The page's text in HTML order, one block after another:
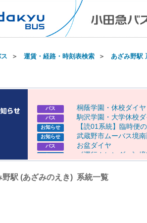
＞ 運賃・経路・時刻表検索 ＞ あざみ野駅
バス 桐蔭学園 ・ 休校ダイヤ
バス 駒沢学園 ・ 大学休校ダ
お知らせ 【読01 系統】 臨時便の
お知らせ 武蔵野市ムーバス境南
バス お盆ダイヤ
《運行 カ レ ン ダ 》 境
行日に つい
野駅 (あざみのえき) 系統一覧